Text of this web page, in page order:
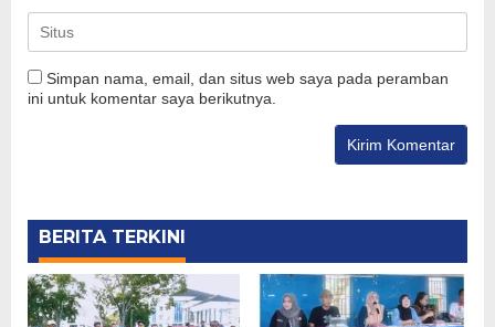
Simpan nama, email, dan situs web saya pada peramban
ini untuk komentar saya berikutnya.
BERITA TERKINI